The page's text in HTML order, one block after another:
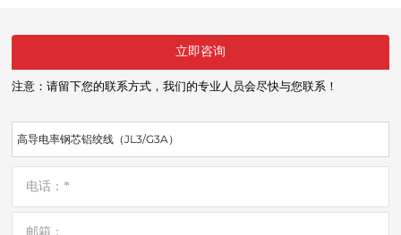
立即咨询
注意：请留下您的联系方式，我们的专业人员会尽快与您联系！
高导电率钢芯铝绞线（JL3/G3A）